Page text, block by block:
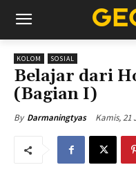
KOLOM SOSIAL
Belajar dari
(Bagian I)
By Darmaningtyas Kamis, 21